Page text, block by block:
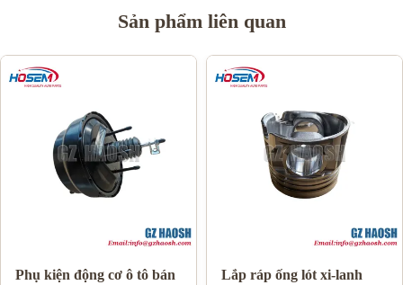
Sản phẩm liên quan
Phụ kiện động cơ ô tô bán
Lắp ráp ống lót xi-lanh